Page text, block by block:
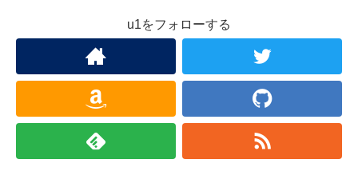
u1をフォローする